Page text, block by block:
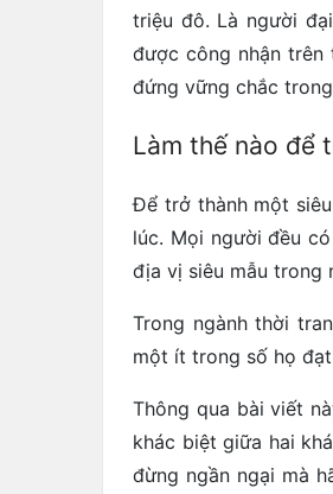
triệu đô. Là người
được công nhận trên
đứng vững chắc
Làm thế nào để
Để trở thành một
lúc. Mọi người đều
địa vị siêu mẫu trong
Trong ngành thời
một ít trong số họ
Thông qua bài viết
khác biệt giữa hai
đừng ngần ngại mà